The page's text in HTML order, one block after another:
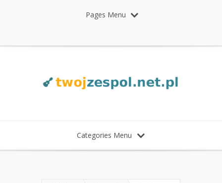
Pages Menu
Categories Menu